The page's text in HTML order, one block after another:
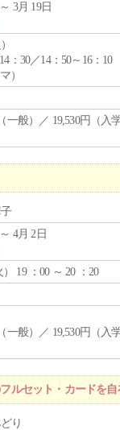
3月 19日
：30／14：50～16：10
）
一般）／ 19,530円（入
4月 2日
） 19 ：00 ～ 20 ：20
一般）／ 19,530円（入
セット・カードを自
り